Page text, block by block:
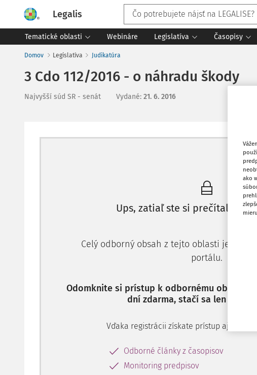
Legalis
Tematické oblasti Webináre Legislatíva Časopisy
Domov Legislatíva Judikatúra
3 Cdo 112/2016 - o náhradu škody
Najvyšší súd SR - senát Vydané: 21. 6. 2016
Ups, zatiaľ ste si prečítali len
Celý odborný obsah z tejto oblasti je
portálu.
Odomknite si prístup k odbornému obsahu a
dní zdarma, stačí sa len
Vďaka registrácii získate prístup aj k
Odborné články z časopisov
Monitoring predpisov
ako